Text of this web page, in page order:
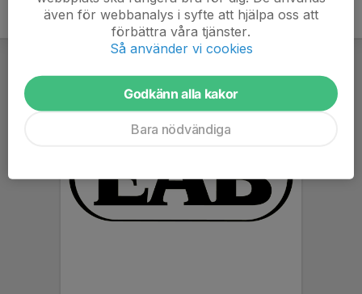
även för webbanalys i syfte att hjälpa oss att
förbättra våra tjänster.
Så använder vi cookies
Godkänn alla kakor
Bara nödvändiga